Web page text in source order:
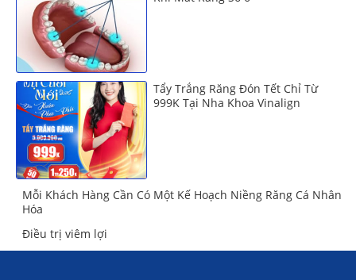
Tẩy Trắng Răng Đón Tết Chỉ Từ
999K Tại Nha Khoa Vinalign
Mỗi Khách Hàng Cần Có Một Kế Hoạch Niềng Răng Cá Nhân
Hóa
Điều trị viêm lợi